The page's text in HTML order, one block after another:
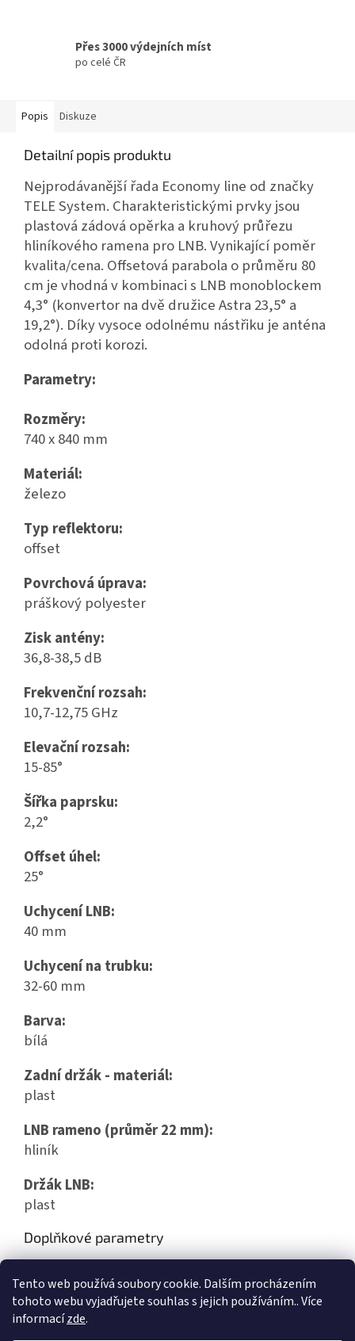
Tento web používá soubory cookie. Dalším procházením
tohoto webu vyjadřujete souhlas s jejich používáním.. Více
informacízde.
Přes 3000 výdejních míst
po celé ČR
Popis Diskuze
Detailní popis produktu
Nejprodávanější řada Economy line od značky
TELE System. Charakteristickými prvky jsou
plastová zádová opěrka a kruhový průřezu
hliníkového ramena pro LNB. Vynikající poměr
kvalita/cena. Offsetová parabola o průměru 80
cm je vhodná v kombinaci s LNB monoblockem
4,3° (konvertor na dvě družice Astra 23,5° a
19,2°). Díky vysoce odolnému nástřiku je anténa
odolná proti korozi.
Parametry:
Rozměry:
740 x 840 mm
Materiál:
železo
Typ reflektoru:
offset
Povrchová úprava:
práškový polyester
Zisk antény:
36,8-38,5 dB
Frekvenční rozsah:
10,7-12,75 GHz
Elevační rozsah:
15-85°
Šířka paprsku:
2,2°
Offset úhel:
25°
Uchycení LNB:
40 mm
Uchycení na trubku:
32-60 mm
Barva:
bílá
Zadní držák - materiál:
plast
LNB rameno (průměr 22 mm):
hliník
Držák LNB:
plast
Doplňkové parametry
Hmotnost
3.7 kg